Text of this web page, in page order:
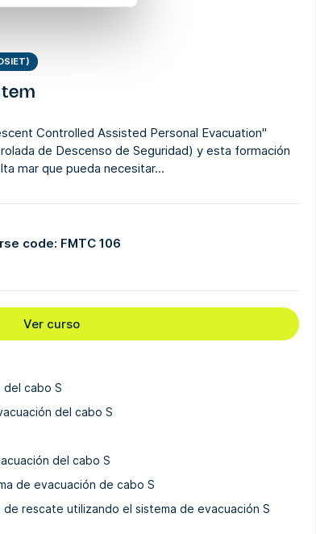
Controlled Assisted Personal Evacuation"
de Descenso de Seguridad) y esta formación
mar que pueda necesitar...
code: FMTC 106
Ver curso
del cabo S
del cabo S
del cabo S
de evacuación de cabo S
rescate utilizando el sistema de evacuación S